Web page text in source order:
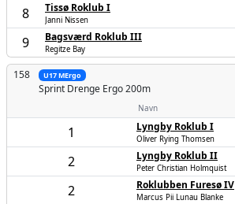
8 Tissø Roklub I
Janni Nissen
9 Bagsværd Roklub III
Regitze Bay
158 U17 MErgo
Sprint Drenge Ergo 200m
Navn
1 Lyngby Roklub I
Oliver Rying Thomsen
2 Lyngby Roklub II
Peter Christian Holmquist
2 Roklubben Furesø IV
Marcus Pii Lunau Blanke